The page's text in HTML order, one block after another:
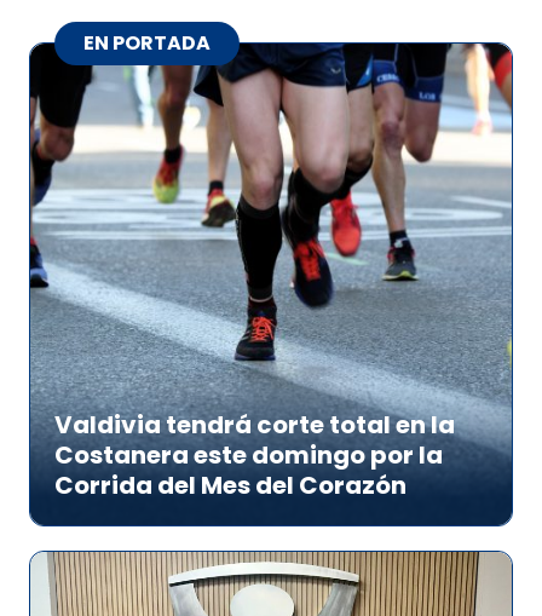
EN PORTADA
Valdivia tendrá corte total en la
Costanera este domingo por la
Corrida del Mes del Corazón